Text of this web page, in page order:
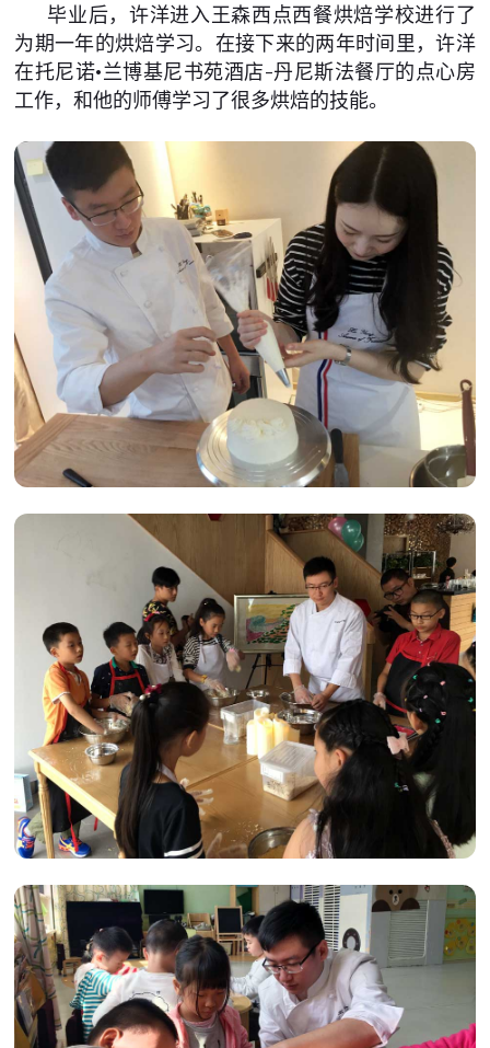
毕业后，许洋进入王森西点西餐烘焙学校进行了
为期一年的烘焙学习。在接下来的两年时间里，许洋
在托尼诺•兰博基尼书苑酒店-丹尼斯法餐厅的点心房
工作，和他的师傅学习了很多烘焙的技能。